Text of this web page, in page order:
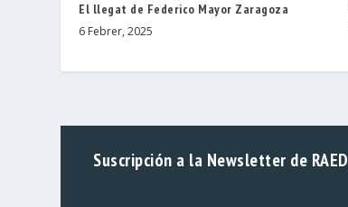
El llegat de Federico Mayor Zaragoza
6 Febrer, 2025
Suscripción a la Newsletter de RAED